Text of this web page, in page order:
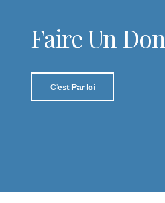
Faire Un Don
C'est Par Ici